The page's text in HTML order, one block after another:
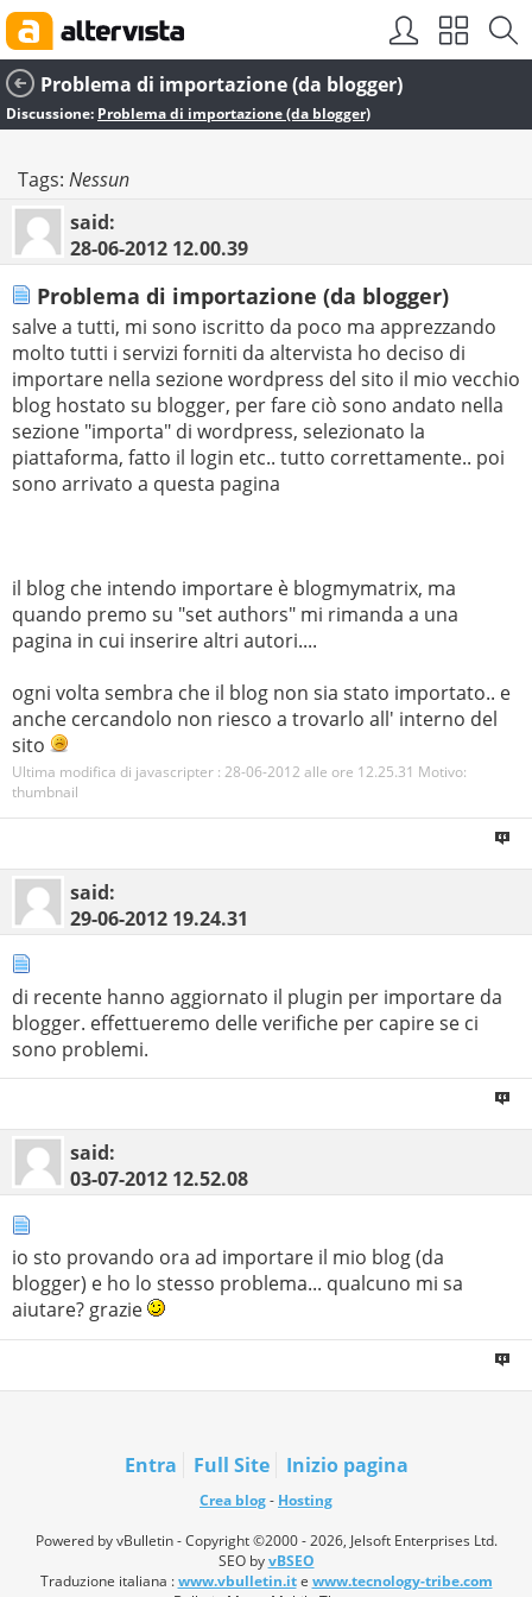
Problema di importazione (da blogger)
Discussione: Problema di importazione (da blogger)
Tags: Nessun
said:
28-06-2012 12.00.39
Problema di importazione (da blogger)
salve a tutti, mi sono iscritto da poco ma apprezzando
molto tutti i servizi forniti da altervista ho deciso di
importare nella sezione wordpress del sito il mio vecchio
blog hostato su blogger, per fare ciò sono andato nella
sezione "importa" di wordpress, selezionato la
piattaforma, fatto il login etc.. tutto correttamente.. poi
sono arrivato a questa pagina
il blog che intendo importare è blogmymatrix, ma
quando premo su "set authors" mi rimanda a una
pagina in cui inserire altri autori....
ogni volta sembra che il blog non sia stato importato.. e
anche cercandolo non riesco a trovarlo all' interno del
sito
Ultima modifica di javascripter : 28-06-2012 alle ore 12.25.31 Motivo:
thumbnail
said:
29-06-2012 19.24.31
di recente hanno aggiornato il plugin per importare da
blogger. effettueremo delle verifiche per capire se ci
sono problemi.
said:
03-07-2012 12.52.08
io sto provando ora ad importare il mio blog (da
blogger) e ho lo stesso problema... qualcuno mi sa
aiutare? grazie
Entra Full Site Inizio pagina
Crea blog- Hosting
Powered by vBulletin - Copyright ©2000 - 2026, Jelsoft Enterprises Ltd.
SEO byvBSEO
Traduzione italiana :www.vbulletin.ite www.tecnology-tribe.com